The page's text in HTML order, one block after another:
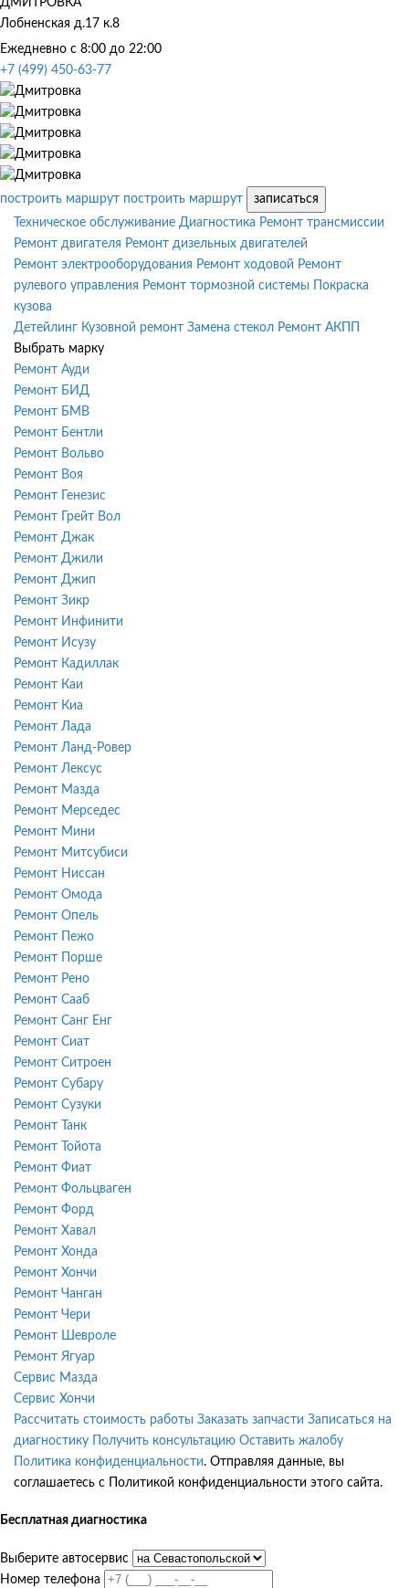
Лобненская д.17 к.8
Ежедневно с 8:00 до 22:00
+7 (499) 450-63-77
построить маршрут построить маршрут
записаться
Техническое обслуживание Диагностика Ремонт трансмиссии
Ремонт двигателя Ремонт дизельных двигателей
Ремонт электрооборудования Ремонт ходовой Ремонт
рулевого управления Ремонт тормозной системы
Покраска
кузова
Детейлинг Кузовной ремонт Замена стекол Ремонт АКПП
Выбрать марку
Ремонт Ауди
Ремонт БИД
Ремонт БМВ
Ремонт Бентли
Ремонт Вольво
Ремонт Воя
Ремонт Генезис
Ремонт Грейт Вол
Ремонт Джак
Ремонт Джили
Ремонт Джип
Ремонт Зикр
Ремонт Инфинити
Ремонт Исузу
Ремонт Кадиллак
Ремонт Каи
Ремонт Киа
Ремонт Лада
Ремонт Ланд-Ровер
Ремонт Лексус
Ремонт Мазда
Ремонт Мерседес
Ремонт Мини
Ремонт Митсубиси
Ремонт Ниссан
Ремонт Омода
Ремонт Опель
Ремонт Пежо
Ремонт Порше
Ремонт Рено
Ремонт Сааб
Ремонт Санг Енг
Ремонт Сиат
Ремонт Ситроен
Ремонт Субару
Ремонт Сузуки
Ремонт Танк
Ремонт Тойота
Ремонт Фиат
Ремонт Фольцваген
Ремонт Форд
Ремонт Хавал
Ремонт Хонда
Ремонт Хончи
Ремонт Чанган
Ремонт Чери
Ремонт Шевроле
Ремонт Ягуар
Сервис Мазда
Сервис Хончи
Рассчитать стоимость работы Заказать запчасти Записаться на
диагностику
Получить консультацию Оставить жалобу
Политика конфиденциальности. Отправляя данные, вы
соглашаетесь с Политикой конфиденциальности этого сайта.
Бесплатная диагностика
Выберите автосервис
Номер телефона